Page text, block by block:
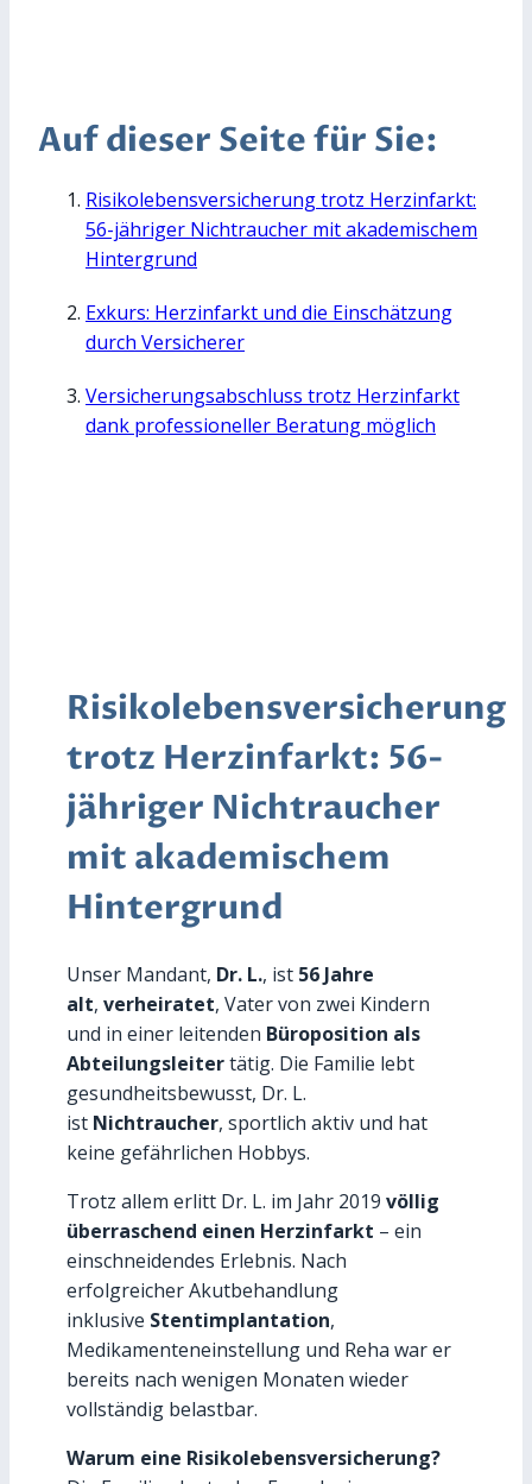
Auf dieser Seite für Sie:
Risikolebensversicherung trotz Herzinfarkt:
56-jähriger Nichtraucher mit akademischem
Hintergrund
Exkurs: Herzinfarkt und die Einschätzung
durch Versicherer
Versicherungsabschluss trotz Herzinfarkt
dank professioneller Beratung möglich
Risikolebensversicherung
trotz Herzinfarkt: 56-
jähriger Nichtraucher
mit akademischem
Hintergrund
Unser Mandant, Dr. L., ist 56 Jahre
alt, verheiratet, Vater von zwei Kindern
und in einer leitenden Büroposition als
Abteilungsleitertätig. Die Familie lebt
gesundheitsbewusst, Dr. L.
ist Nichtraucher, sportlich aktiv und hat
keine gefährlichen Hobbys.
Trotz allem erlitt Dr. L. im Jahr 2019 völlig
überraschend einen Herzinfarkt – ein
einschneidendes Erlebnis. Nach
erfolgreicher Akutbehandlung
inklusive Stentimplantation,
Medikamenteneinstellung und Reha war er
bereits nach wenigen Monaten wieder
vollständig belastbar.
Warum eine Risikolebensversicherung?